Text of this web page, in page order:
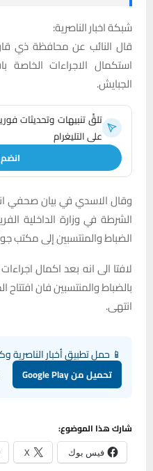
شبكة اخبار الناصرية:
قال النائب عن محافظة ذي
استكمال الاجراءات
الجبايش.
تلقَّ تنبيهات وتحديثات
على التليغرام
وقال الاسدي في بيان صحفي
الشرطة في وزارة الداخلية
الضباط والمنتسبين إلى مكتب
لافتا الى انه بعد اكمال
بالضباط والمنتسبين فان
انتهى.
📱 حمل تطبيق أخبار الناصرية
تحميل من Google Play
شارك هذا الموضوع:
فيس بوك X